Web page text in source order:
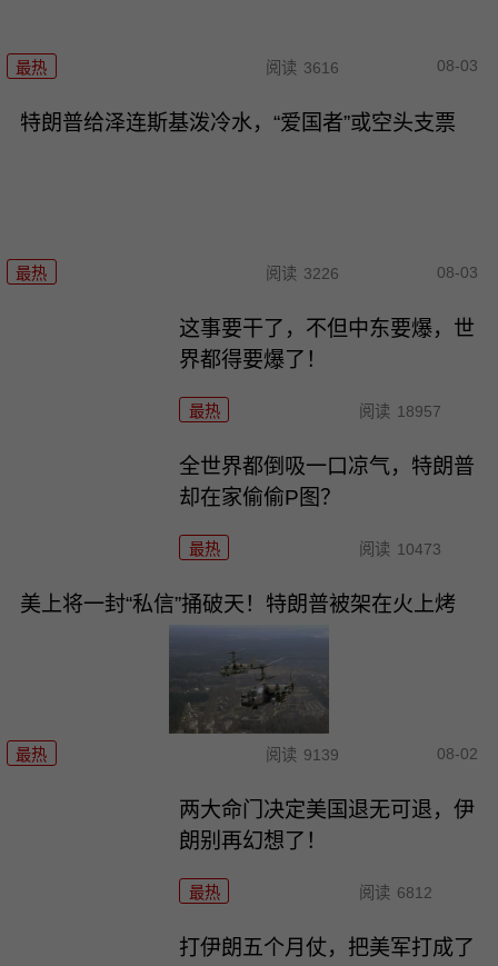
最热 阅读 3616 08-03
特朗普给泽连斯基泼冷水，“爱国者”或空头支票
最热 阅读 3226 08-03
这事要干了，不但中东要爆，世
界都得要爆了！
最热 阅读 18957
全世界都倒吸一口凉气，特朗普
却在家偷偷P图？
最热 阅读 10473
美上将一封“私信”捅破天！特朗普被架在火上烤
最热 阅读 9139 08-02
两大命门决定美国退无可退，伊
朗别再幻想了！
最热 阅读 6812
打伊朗五个月仗，把美军打成了